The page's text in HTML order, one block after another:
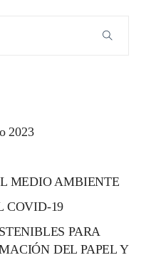
2023
MEDIO AMBIENTE
COVID-19
PARA
DEL PAPEL Y